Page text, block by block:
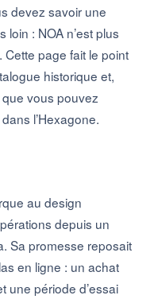
devez savoir une
loin : NOA n’est plus
page fait le point
historique et,
vous pouvez
l’Hexagone.
au design
depuis un
Sa promesse reposait
en ligne : un achat
une période d’essai